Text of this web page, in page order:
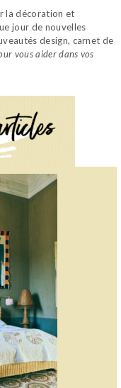
la décoration et
jour de nouvelles
design, carnet de
vous aider dans vos